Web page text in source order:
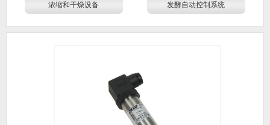
浓缩和干燥设备 发酵自动控制系统